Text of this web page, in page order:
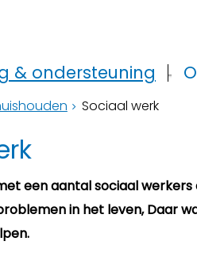
& ondersteuning
Sociaal werk
een aantal sociaal
in het leven, Daar